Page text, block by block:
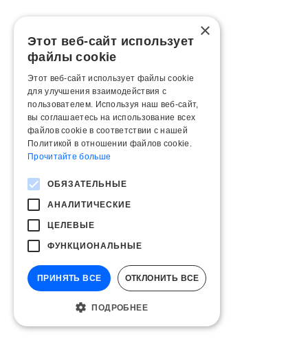
×
Этот веб-сайт использует
файлы cookie
Этот веб-сайт использует файлы cookie
для улучшения взаимодействия с
пользователем. Используя наш веб-сайт,
вы соглашаетесь на использование всех
файлов cookie в соответствии с нашей
Политикой в ​​отношении файлов cookie.
Прочитайте больше
ОБЯЗАТЕЛЬНЫЕ
АНАЛИТИЧЕСКИЕ
ЦЕЛЕВЫЕ
ФУНКЦИОНАЛЬНЫЕ
ПРИНЯТЬ ВСЕ ОТКЛОНИТЬ ВСЕ
ПОДРОБНЕЕ